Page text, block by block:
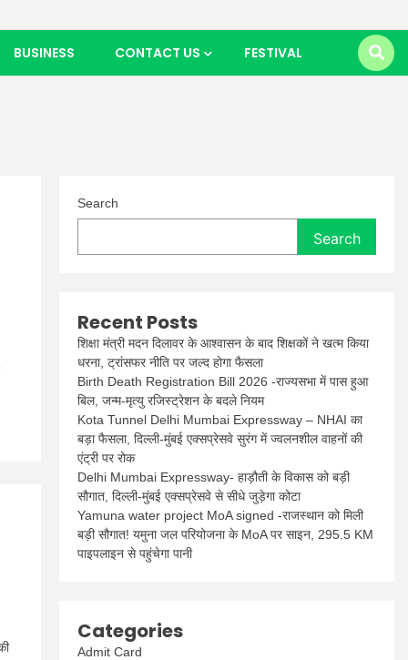
BUSINESS CONTACT US FESTIVAL
Search
Search
Recent Posts
शिक्षा मंत्री मदन दिलावर के आश्वासन के बाद शिक्षकों ने खत्म किया
धरना, ट्रांसफर नीति पर जल्द होगा फैसला
Birth Death Registration Bill 2026 -राज्यसभा में पास हुआ
बिल, जन्म-मृत्यु रजिस्ट्रेशन के बदले नियम
Kota Tunnel Delhi Mumbai Expressway – NHAI का
बड़ा फैसला, दिल्ली-मुंबई एक्सप्रेसवे सुरंग में ज्वलनशील वाहनों की
एंट्री पर रोक
Delhi Mumbai Expressway- हाड़ौती के विकास को बड़ी
सौगात, दिल्ली-मुंबई एक्सप्रेसवे से सीधे जुड़ेगा कोटा
Yamuna water project MoA signed -राजस्थान को मिली
बड़ी सौगात! यमुना जल परियोजना के MoA पर साइन, 295.5 KM
पाइपलाइन से पहुंचेगा पानी
Categories
Admit Card